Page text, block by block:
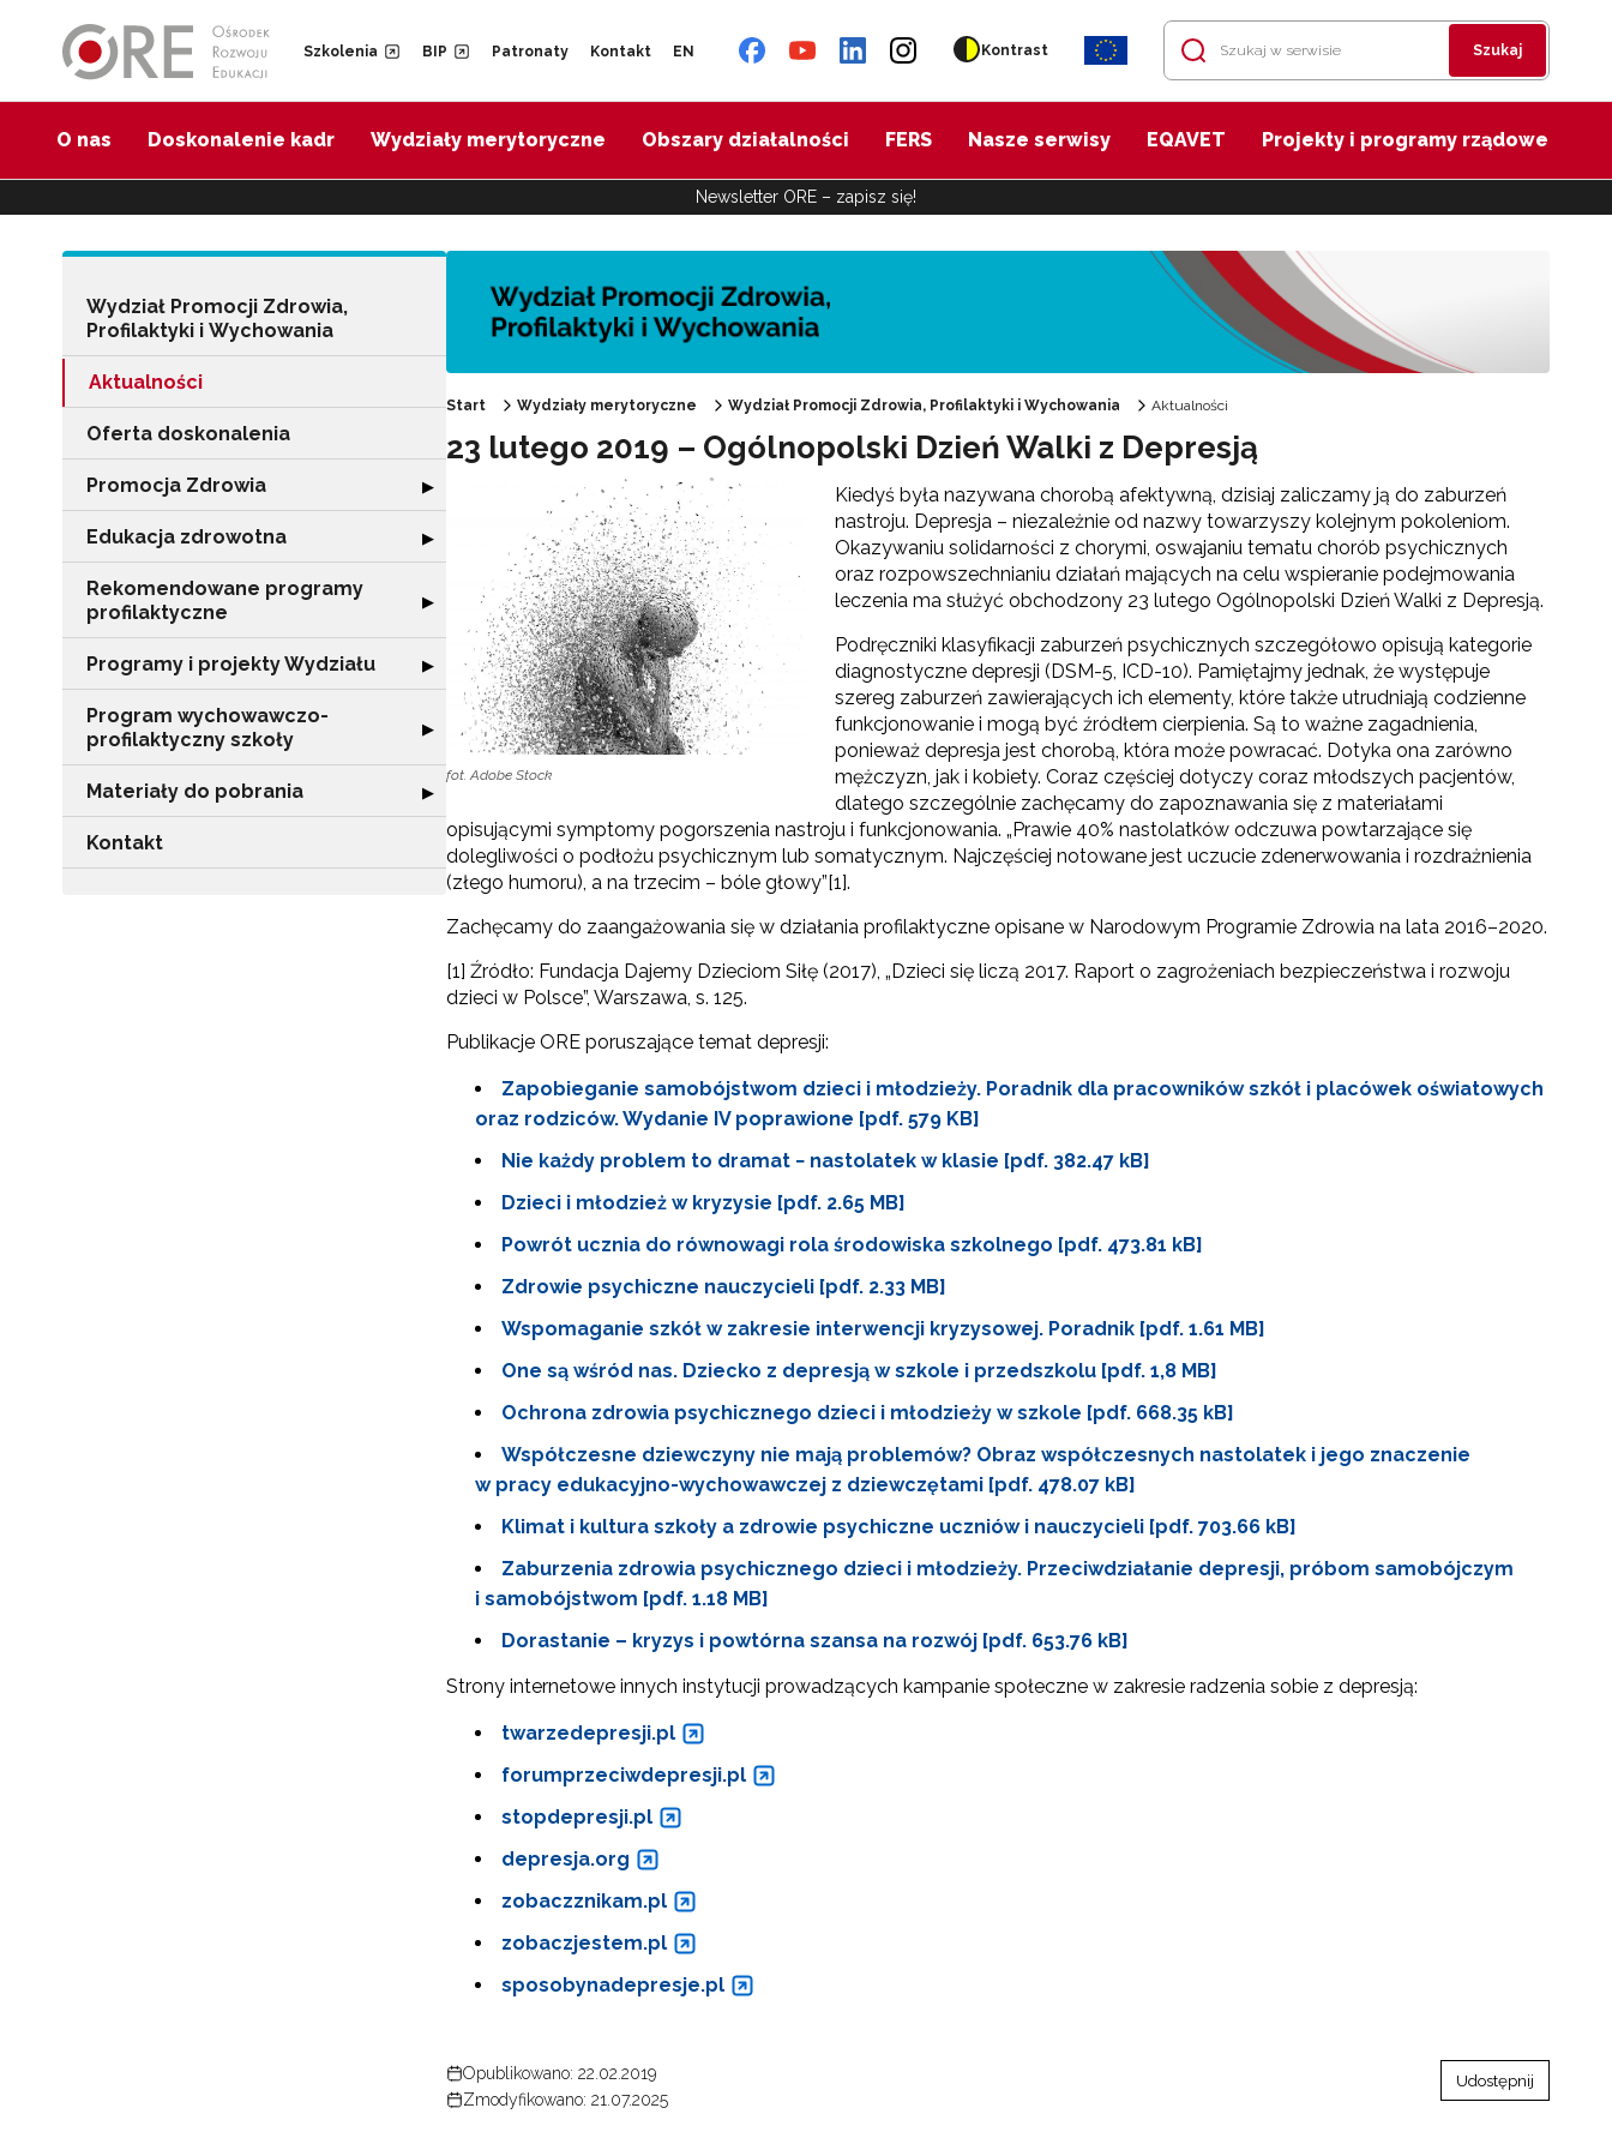
Szkolenia BIP Patronaty Kontakt EN Kontrast Szukaj
O nas Doskonalenie kadr Wydziały merytoryczne Obszary działalności FERS Nasze serwisy EQAVET Projekty i programy rządowe
Newsletter ORE – zapisz się!
Wydział Promocji Zdrowia,
Profilaktyki i Wychowania
Aktualności
Oferta doskonalenia
Promocja Zdrowia Rozwiń sekcję "Promocja Zdrowia"
▶
Edukacja zdrowotna Rozwiń sekcję "Edukacja zdrowotna"
▶
Rekomendowane programy
profilaktyczne
Rozwiń sekcję "Rekomendowane programy profilaktyczne"
▶
Programy i projekty Wydziału Rozwiń sekcję "Programy i projekty Wydziału"
▶
Program wychowawczo-
profilaktyczny szkoły
Rozwiń sekcję "Program wychowawczo-profilaktyczny szkoły"
▶
Materiały do pobrania Rozwiń sekcję "Materiały do pobrania"
▶
Kontakt
Start Wydziały merytoryczne Wydział Promocji Zdrowia, Profilaktyki i Wychowania Aktualności
23 lutego 2019 – Ogólnopolski Dzień Walki z Depresją
fot. Adobe Stock
Kiedyś była nazywana chorobą afektywną, dzisiaj zaliczamy ją do zaburzeń
nastroju. Depresja – niezależnie od nazwy towarzyszy kolejnym pokoleniom.
Okazywaniu solidarności z chorymi, oswajaniu tematu chorób psychicznych
oraz rozpowszechnianiu działań mających na celu wspieranie podejmowania
leczenia ma służyć obchodzony 23 lutego Ogólnopolski Dzień Walki z Depresją.
Podręczniki klasyfikacji zaburzeń psychicznych szczegółowo opisują kategorie
diagnostyczne depresji (DSM-5, ICD-10). Pamiętajmy jednak, że występuje
szereg zaburzeń zawierających ich elementy, które także utrudniają codzienne
funkcjonowanie i mogą być źródłem cierpienia. Są to ważne zagadnienia,
ponieważ depresja jest chorobą, która może powracać. Dotyka ona zarówno
mężczyzn, jak i kobiety. Coraz częściej dotyczy coraz młodszych pacjentów,
dlatego szczególnie zachęcamy do zapoznawania się z materiałami
opisującymi symptomy pogorszenia nastroju i funkcjonowania. „Prawie 40% nastolatków odczuwa powtarzające się
dolegliwości o podłożu psychicznym lub somatycznym. Najczęściej notowane jest uczucie zdenerwowania i rozdrażnienia
(złego humoru), a na trzecim – bóle głowy”[1].
Zachęcamy do zaangażowania się w działania profilaktyczne opisane w Narodowym Programie Zdrowia na lata 2016–2020.
[1] Źródło: Fundacja Dajemy Dzieciom Siłę (2017), „Dzieci się liczą 2017. Raport o zagrożeniach bezpieczeństwa i rozwoju
dzieci w Polsce”, Warszawa, s. 125.
Publikacje ORE poruszające temat depresji:
Zapobieganie samobójstwom dzieci i młodzieży. Poradnik dla pracowników szkół i placówek oświatowych
oraz rodziców. Wydanie IV poprawione [pdf. 579 KB]
Nie każdy problem to dramat − nastolatek w klasie [pdf. 382.47 kB]
Dzieci i młodzież w kryzysie [pdf. 2.65 MB]
Powrót ucznia do równowagi rola środowiska szkolnego [pdf. 473.81 kB]
Zdrowie psychiczne nauczycieli [pdf. 2.33 MB]
Wspomaganie szkół w zakresie interwencji kryzysowej. Poradnik [pdf. 1.61 MB]
One są wśród nas. Dziecko z depresją w szkole i przedszkolu [pdf. 1,8 MB]
Ochrona zdrowia psychicznego dzieci i młodzieży w szkole [pdf. 668.35 kB]
Współczesne dziewczyny nie mają problemów? Obraz współczesnych nastolatek i jego znaczenie
w pracy edukacyjno-wychowawczej z dziewczętami [pdf. 478.07 kB]
Klimat i kultura szkoły a zdrowie psychiczne uczniów i nauczycieli [pdf. 703.66 kB]
Zaburzenia zdrowia psychicznego dzieci i młodzieży. Przeciwdziałanie depresji, próbom samobójczym
i samobójstwom [pdf. 1.18 MB]
Dorastanie – kryzys i powtórna szansa na rozwój [pdf. 653.76 kB]
Strony internetowe innych instytucji prowadzących kampanie społeczne w zakresie radzenia sobie z depresją:
twarzedepresji.pl
forumprzeciwdepresji.pl
stopdepresji.pl
depresja.org
zobaczznikam.pl
zobaczjestem.pl
sposobynadepresje.pl
Opublikowano: 22.02.2019
Zmodyfikowano: 21.07.2025
Udostępnij
Newsletter ORE
Zapisz się i bądź na bieżąco z najnowszymi informacjami
o szkoleniach i programach.
Wyrażam zgodę na przetwarzanie moich danych osobowych przez ORE w
celach marketingowych.
Zapisuję się